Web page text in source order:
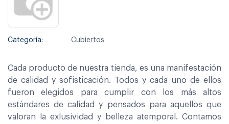
Categoría: Cubiertos
Cada producto de nuestra tienda, es una manifestación
de calidad y sofisticación. Todos y cada uno de ellos
fueron elegidos para cumplir con los más altos
estándares de calidad y pensados para aquellos que
valoran la exlusividad y belleza atemporal. Contamos